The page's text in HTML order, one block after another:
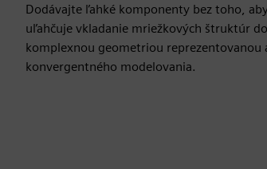
Dodávajte ľahké komponenty bez toho,
uľahčuje vkladanie mriežkových štruktúr
komplexnou geometriou
konvergentného modelovania.